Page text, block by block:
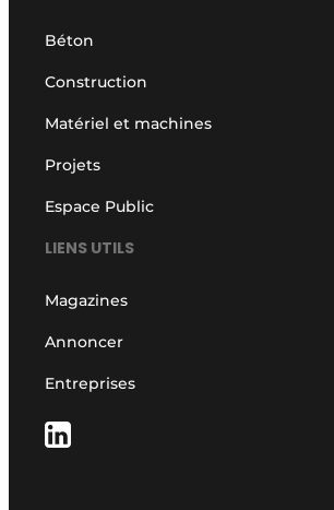
Béton
Construction
Matériel et machines
Projets
Espace Public
LIENS UTILS
Magazines
Annoncer
Entreprises